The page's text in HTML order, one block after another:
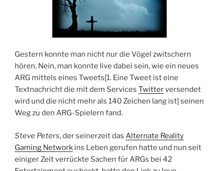
Gestern konnte man nicht nur die Vögel zwitschern
hören. Nein, man konnte live dabei sein, wie ein neues
ARG mittels eines Tweets[1. Eine Tweet ist eine
Textnachricht die mit dem Services Twitterversendet
wird und die nicht mehr als 140 Zeichen lang ist] seinen
Weg zu den ARG-Spielern fand.
Steve Peters, der seinerzeit das Alternate Reality
Gaming Network ins Leben gerufen hatte und nun seit
einiger Zeit verrückte Sachen für ARGs bei 42